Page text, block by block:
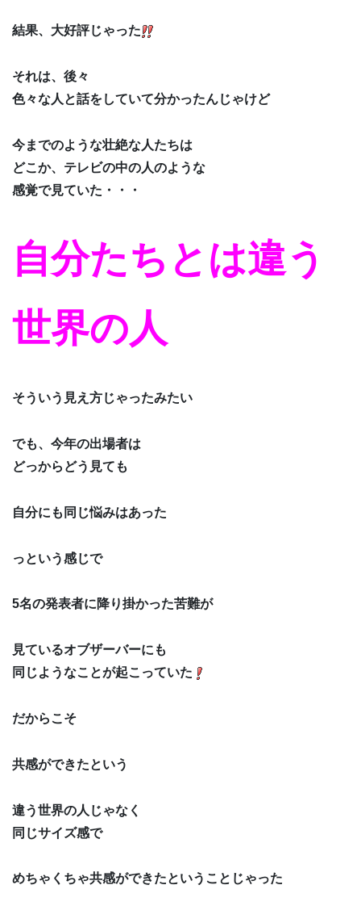
結果、大好評じゃった
それは、後々
色々な人と話をしていて分かったんじゃけど
今までのような壮絶な人たちは
どこか、テレビの中の人のような
感覚で見ていた・・・
自分たちとは違う
世界の人
そういう見え方じゃったみたい
でも、今年の出場者は
どっからどう見ても
自分にも同じ悩みはあった
っという感じで
5名の発表者に降り掛かった苦難が
見ているオブザーバーにも
同じようなことが起こっていた
だからこそ
共感ができたという
違う世界の人じゃなく
同じサイズ感で
めちゃくちゃ共感ができたということじゃった